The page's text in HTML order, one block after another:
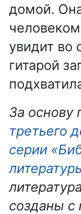
домой.
увидит во
гитарой
За основу
третьего
серии
созданы